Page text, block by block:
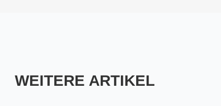
WEITERE ARTIKEL